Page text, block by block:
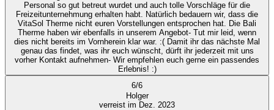
Personal so gut betreut wurdet und auch tolle Vorschläge für die
Freizeitunternehmung erhalten habt. Natürlich bedauern wir, dass die
VitaSol Therme nicht euren Vorstellungen entsprochen hat. Die Bali
Therme haben wir ebenfalls in unserem Angebot- Tut mir leid, wenn
dies nicht bereits im Vornherein klar war. :( Damit ihr das nächste Mal
genau das findet, was ihr euch wünscht, dürft ihr jederzeit mit uns
vorher Kontakt aufnehmen- Wir empfehlen euch gerne ein passendes
Erlebnis! :)
6/6
Holger
verreist im Dez. 2023